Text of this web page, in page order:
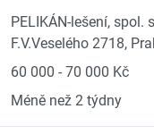
PELIKÁN-lešení, spol.
F.V.Veselého 2718,
60 000 - 70 000 Kč
Méně než 2 týdny